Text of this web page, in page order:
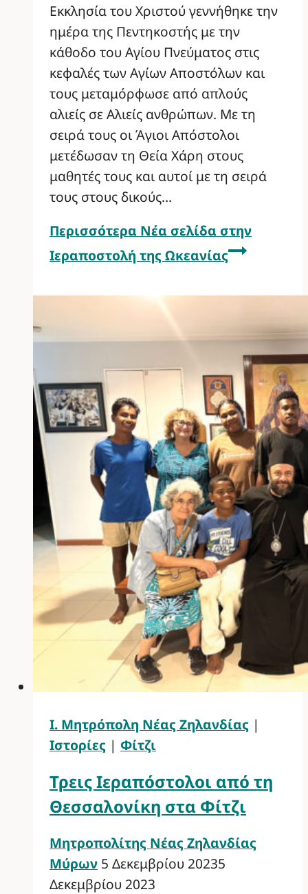
Eκκλησία του Χριστού γεννήθηκε την
ημέρα της Πεντηκοστής με την
κάθοδο του Αγίου Πνεύματος στις
κεφαλές των Αγίων Αποστόλων και
τους μεταμόρφωσε από απλούς
αλιείς σε Αλιείς ανθρώπων. Με τη
σειρά τους οι Άγιοι Απόστολοι
μετέδωσαν τη Θεία Χάρη στους
μαθητές τους και αυτοί με τη σειρά
τους στους δικούς…
Περισσότερα Νέα σελίδα στην
Ιεραποστολή της Ωκεανίας
Ι. Μητρόπολη Νέας Ζηλανδίας |
Ιστορίες | Φίτζι
Τρεις Ιεραπόστολοι από τη
Θεσσαλονίκη στα Φίτζι
Μητροπολίτης Νέας Ζηλανδίας
Μύρων 5 Δεκεμβρίου 20235
Δεκεμβρίου 2023